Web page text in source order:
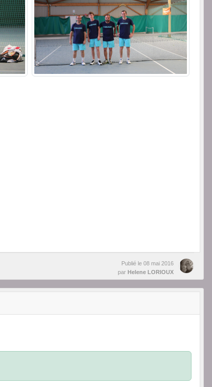
Publié le 08 mai 2016
par Helene LORIOUX